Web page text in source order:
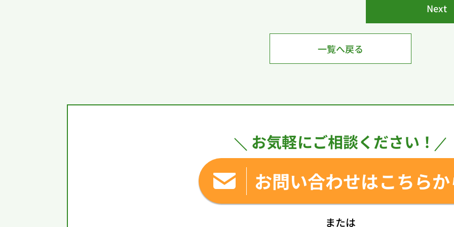
Next
一覧へ戻る
お気軽にご相談ください！
お問い合わせはこちら